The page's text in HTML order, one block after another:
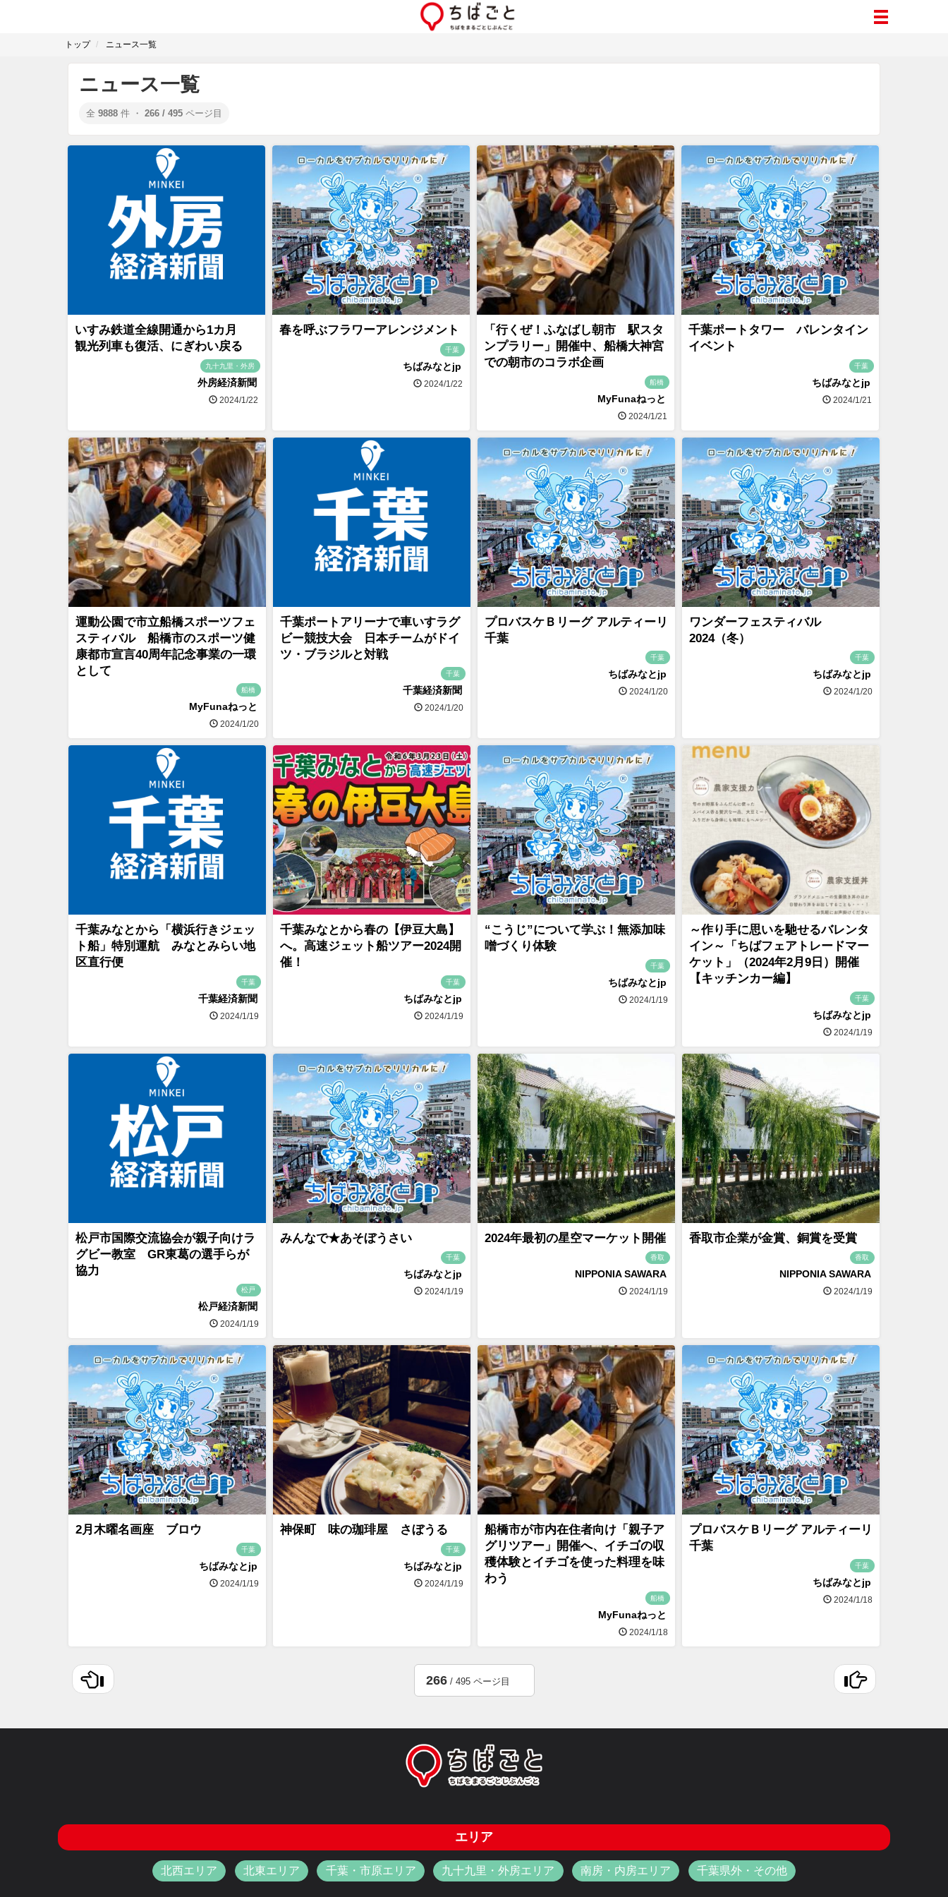
トップ ニュース一覧
ニュース一覧
全 9888 件 ・ 266 / 495 ページ目
いすみ鉄道全線開通から1カ月
観光列車も復活、にぎわい戻る
九十九里・外房
外房経済新聞
2024/1/22
春を呼ぶフラワーアレンジメント
千葉
ちばみなとjp
2024/1/22
「行くぜ！ふなばし朝市 駅スタ
ンプラリー」開催中、船橋大神宮
での朝市のコラボ企画
船橋
MyFunaねっと
2024/1/21
千葉ポートタワー バレンタイン
イベント
千葉
ちばみなとjp
2024/1/21
運動公園で市立船橋スポーツフェ
スティバル 船橋市のスポーツ健
康都市宣言40周年記念事業の一環
として
船橋
MyFunaねっと
2024/1/20
千葉ポートアリーナで車いすラグ
ビー競技大会 日本チームがドイ
ツ・ブラジルと対戦
千葉
千葉経済新聞
2024/1/20
プロバスケＢリーグ アルティーリ
千葉
千葉
ちばみなとjp
2024/1/20
ワンダーフェスティバル
2024（冬）
千葉
ちばみなとjp
2024/1/20
千葉みなとから「横浜行きジェッ
ト船」特別運航 みなとみらい地
区直行便
千葉
千葉経済新聞
2024/1/19
千葉みなとから春の【伊豆大島】
へ。高速ジェット船ツアー2024開
催！
千葉
ちばみなとjp
2024/1/19
“こうじ”について学ぶ！無添加味
噌づくり体験
千葉
ちばみなとjp
2024/1/19
～作り手に思いを馳せるバレンタ
イン～「ちばフェアトレードマー
ケット」（2024年2月9日）開催
【キッチンカー編】
千葉
ちばみなとjp
2024/1/19
松戸市国際交流協会が親子向けラ
グビー教室 GR東葛の選手らが
協力
松戸
松戸経済新聞
2024/1/19
みんなで★あそぼうさい
千葉
ちばみなとjp
2024/1/19
2024年最初の星空マーケット開催
香取
NIPPONIA SAWARA
2024/1/19
香取市企業が金賞、銅賞を受賞
香取
NIPPONIA SAWARA
2024/1/19
2月木曜名画座 ブロウ
千葉
ちばみなとjp
2024/1/19
神保町 味の珈琲屋 さぼうる
千葉
ちばみなとjp
2024/1/19
船橋市が市内在住者向け「親子ア
グリツアー」開催へ、イチゴの収
穫体験とイチゴを使った料理を味
わう
船橋
MyFunaねっと
2024/1/18
プロバスケＢリーグ アルティーリ
千葉
千葉
ちばみなとjp
2024/1/18
266/ 495 ページ目
エリア
北西エリア 北東エリア 千葉・市原エリア 九十九里・外房エリア 南房・内房エリア 千葉県外・その他